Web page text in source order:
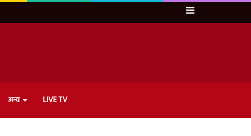
Sidebar
अन्य LIVE TV